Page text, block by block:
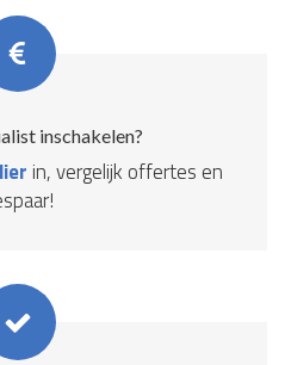
inschakelen?
in, vergelijk offertes en